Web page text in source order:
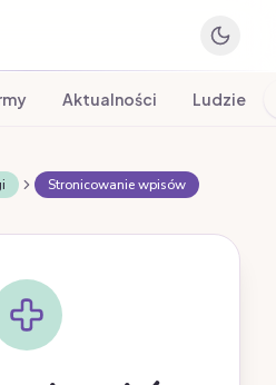
Aktualności Ludzie
Stronicowanie wpisów